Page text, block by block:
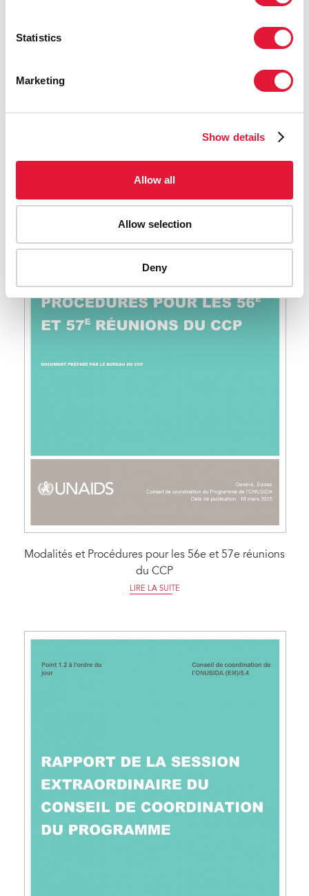
Statistics
Marketing
Show details
Allow all
Allow selection
Deny
Modalités et Procédures pour les 56e et 57e réunions
du CCP
LIRE LA SUITE